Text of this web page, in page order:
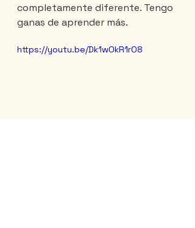
completamente diferente. Tengo
ganas de aprender más.
https://youtu.be/Dk1wOkR1rO8